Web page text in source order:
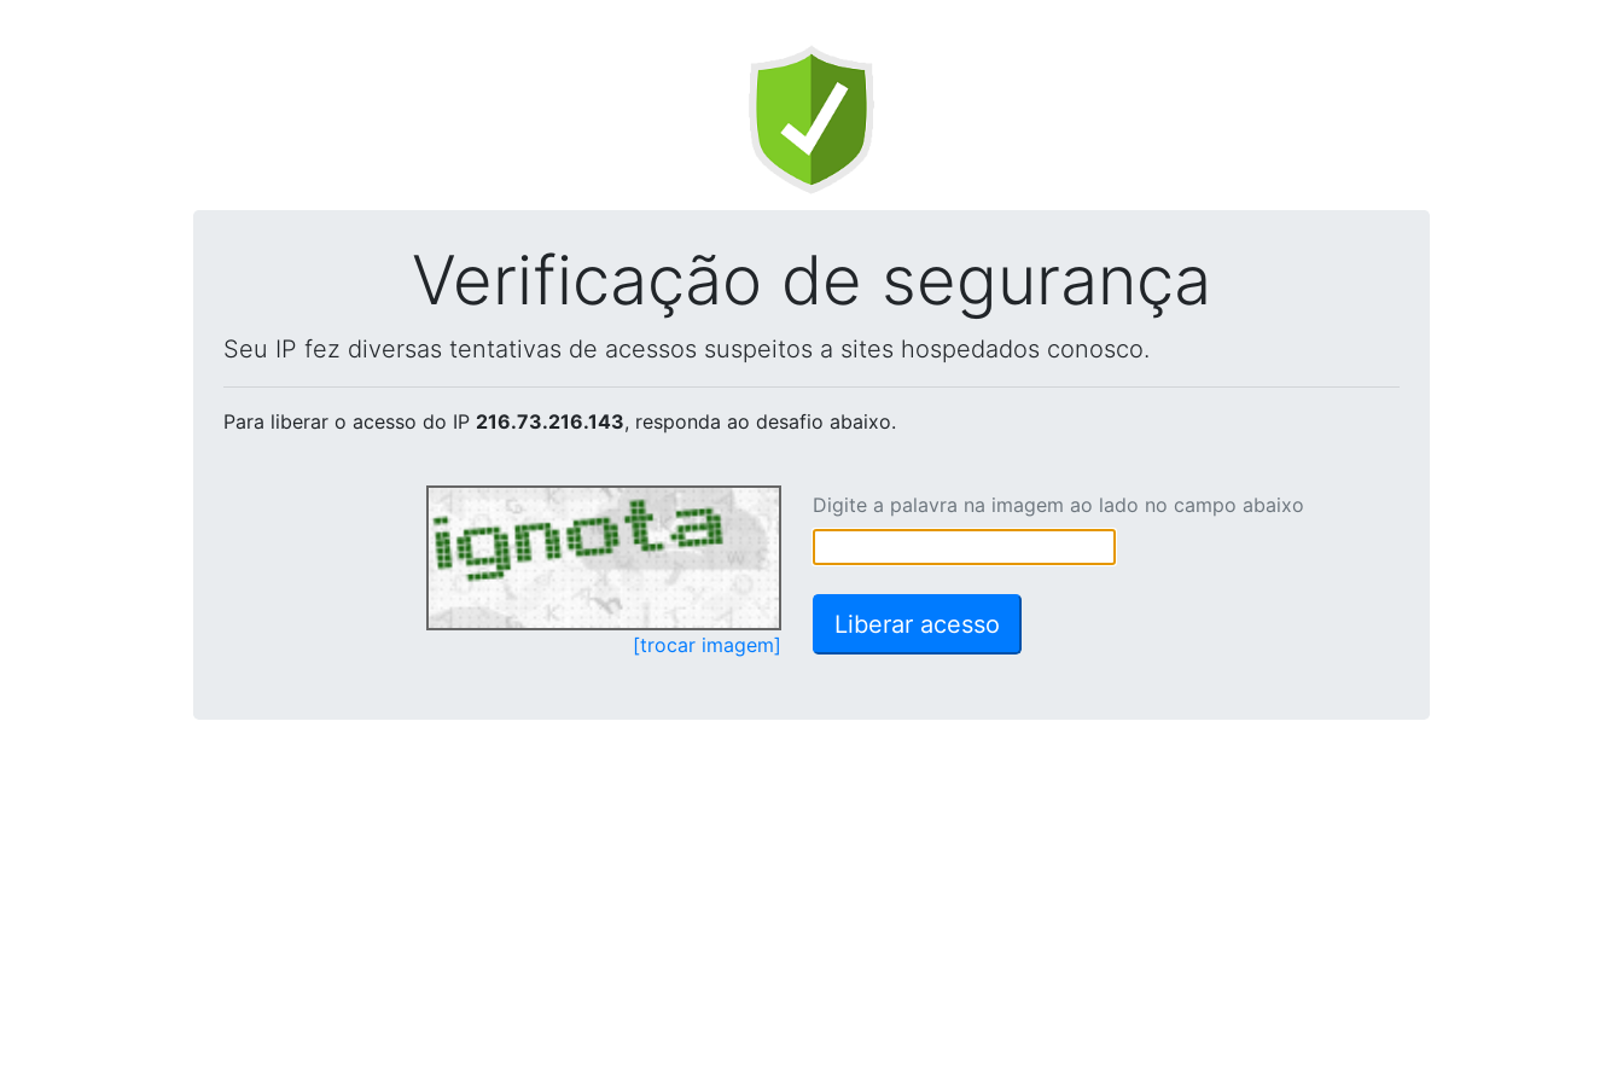
Verificação de segurança
Seu IP fez diversas tentativas de acessos suspeitos a sites hospedados conosco.
Para liberar o acesso do IP 216.73.216.143, responda ao desafio abaixo.
[trocar imagem]
Digite a palavra na imagem ao lado no campo abaixo